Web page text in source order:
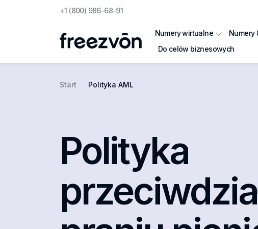
+1 (800) 986-68-91
Numery wirtualne Numery
Do celów biznesowych
Start Polityka AML
Polityka
Polityka